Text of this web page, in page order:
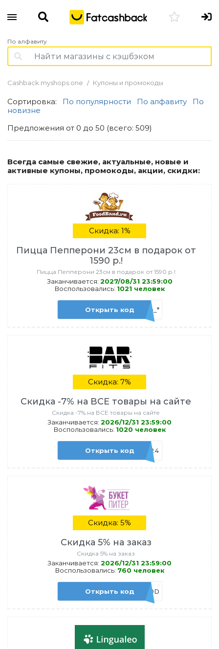
По алфавиту
Cashback.myshops.one Купоны и промокоды
Сортировка: По популярности По алфавиту
По
новизне
Предложения от 0 до 50 (всего: 509)
Всегда самые свежие, актуальные, новые и
активные купоны, промокоды, акции, скидки:
Скидка: 1%
Пицца Пепперони 23см в подарок от
1590 р.!
Пицца Пепперони 23см в подарок от 1590 р.!
Заканчивается: 2027/08/31 23:59:00
Воспользовались: 1021 человек
Открыть кодadmi_pep_*
Скидка: 7%
Скидка -7% на ВСЕ товары на сайте
Скидка -7% на ВСЕ товары на сайте
Заканчивается: 2026/12/31 23:59:00
Воспользовались: 1020 человек
Открыть кодadmitad2024
Скидка: 5%
Скидка 5% на заказ
Скидка 5% на заказ
Заканчивается: 2026/12/31 23:59:00
Воспользовались: 760 человек
Открыть кодBuketADD